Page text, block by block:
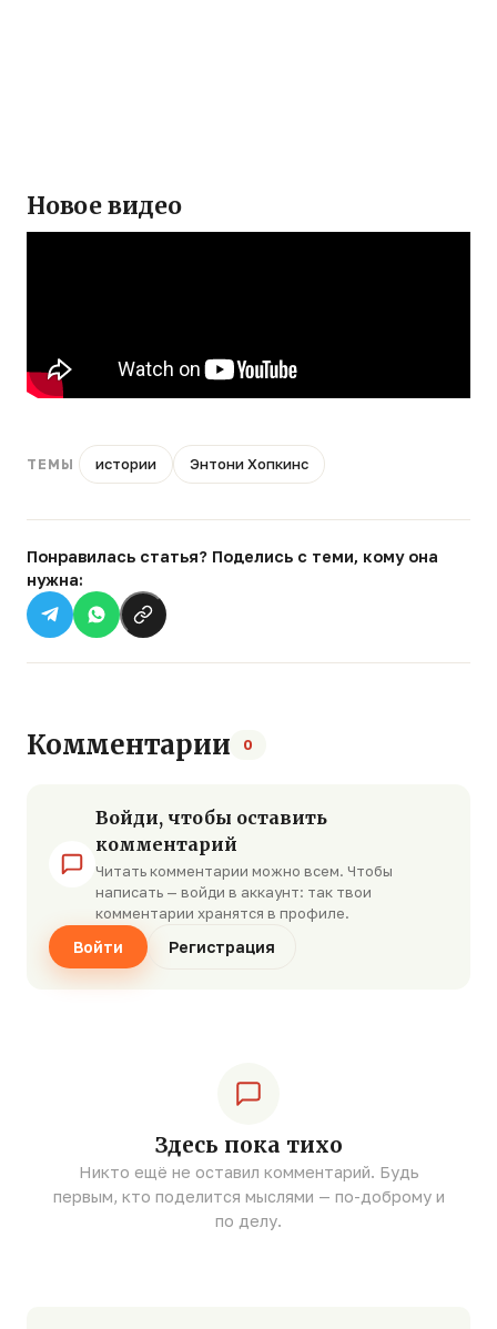
Новое видео
ТЕМЫ истории Энтони Хопкинс
Понравилась статья? Поделись с теми, кому она
нужна:
Комментарии 0
Войди, чтобы оставить
комментарий
Читать комментарии можно всем. Чтобы
написать — войди в аккаунт: так твои
комментарии хранятся в профиле.
Войти Регистрация
Здесь пока тихо
Никто ещё не оставил комментарий. Будь
первым, кто поделится мыслями — по-доброму и
по делу.